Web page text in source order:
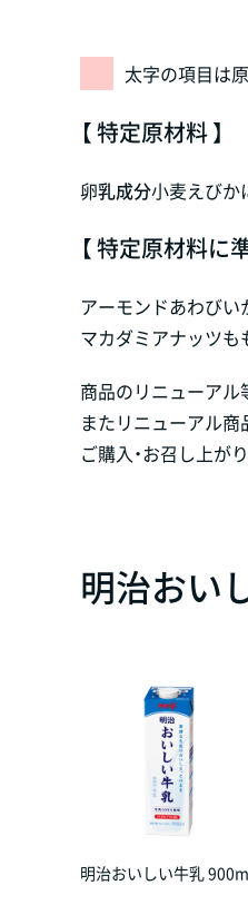
太字の項目は
【 特定原材料 】
卵乳成分小麦えびか
【 特定原材料に
アーモンドあわびい
マカダミアナッツも
商品のリニューアル
またリニューアル商
ご購入・お召し上が
明治おい
明治おいしい牛乳